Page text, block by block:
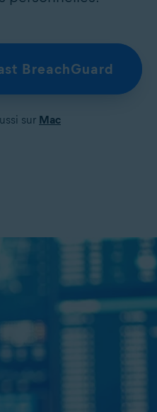
BreachGuard
sur Mac